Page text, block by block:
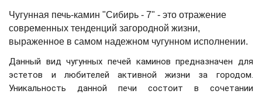
Чугунная печь-камин "Сибирь - 7" - это отражение
современных тенденций загородной жизни,
выраженное в самом надежном чугунном исполнении.
Данный вид чугунных печей каминов предназначен для
эстетов и любителей активной жизни за городом.
Уникальность данной печи состоит в сочетании